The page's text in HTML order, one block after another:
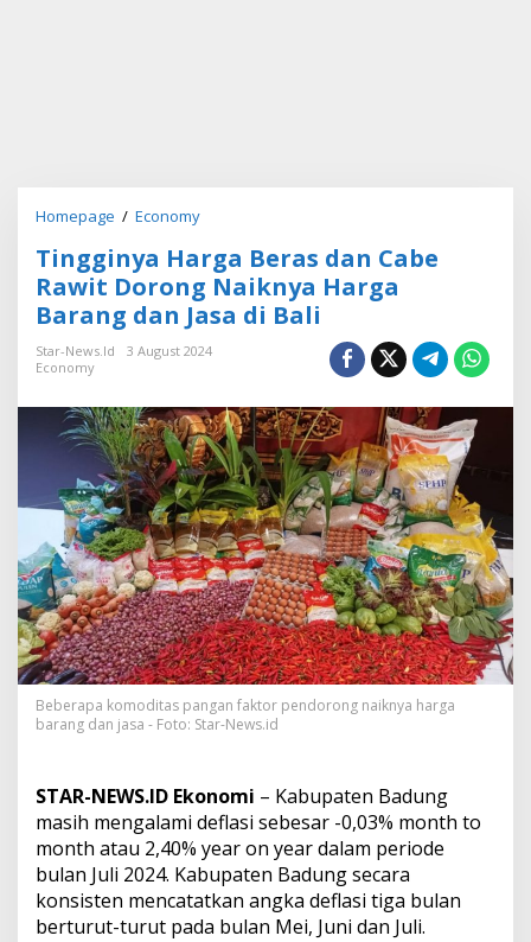
Homepage / Economy
n
g
g
i
n
H
a
r
g
a
B
e
r
a
s
d
a
n
C
a
b
a
w
i
t
D
o
r
Tingginya Harga Beras dan Cabe
Rawit Dorong Naiknya Harga
Barang dan Jasa di Bali
Star-News.id
3 August 2024
Economy
Beberapa komoditas pangan faktor pendorong naiknya harga
barang dan jasa - Foto: Star-News.id
STAR-NEWS.ID Ekonomi – Kabupaten Badung
masih mengalami deflasi sebesar -0,03% month to
month atau 2,40% year on year dalam periode
bulan Juli 2024. Kabupaten Badung secara
konsisten mencatatkan angka deflasi tiga bulan
berturut-turut pada bulan Mei, Juni dan Juli.